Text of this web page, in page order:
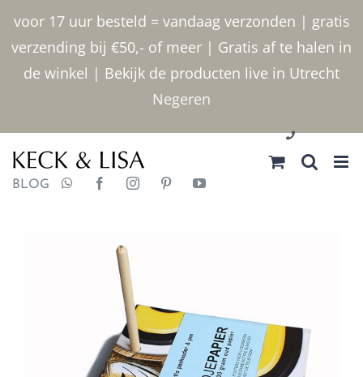
voor 17 uur besteld = vandaag verzonden | gratis
verzending bij €50,- of meer | Gratis af te halen in
de winkel | Bekijk de producten live in Utrecht
Negeren
inhoud
030 2400000
BLOG